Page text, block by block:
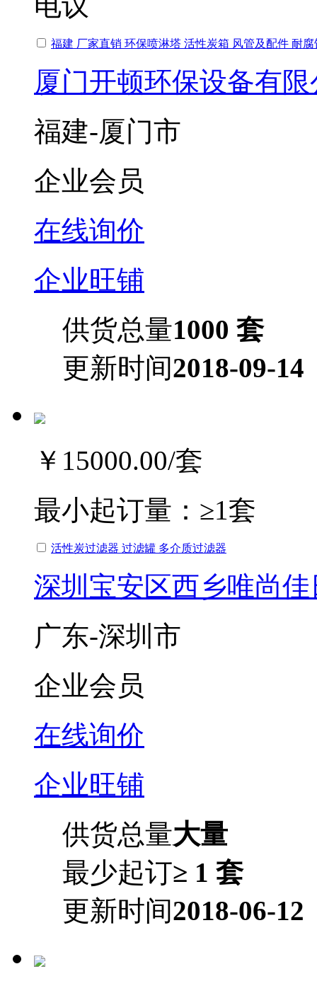
福建 厂家直销 环保喷淋塔 活性炭箱 风管及配件 耐腐
厦门开顿环保设备有
福建-厦门市
企业会员
在线询价
企业旺铺
供货总量1000 套
更新时间2018-09-14
￥15000.00/套
最小起订量： ≥1套
活性炭过滤器 过滤罐 多介质过滤器
深圳宝安区西乡唯尚
广东-深圳市
企业会员
在线询价
企业旺铺
供货总量大量
最少起订≥ 1 套
更新时间2018-06-12